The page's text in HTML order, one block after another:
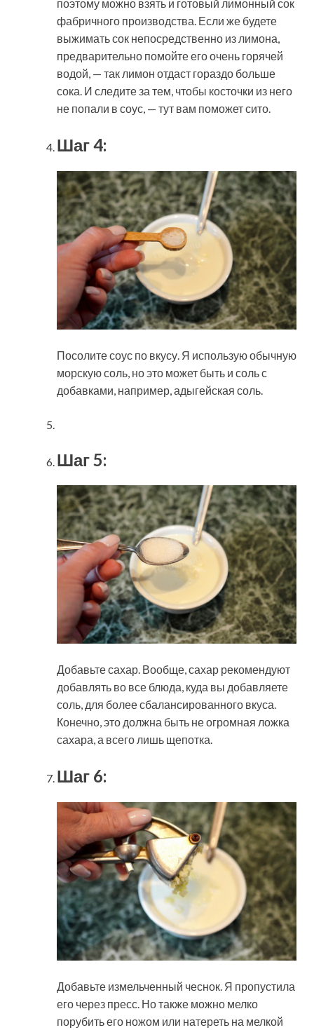
поэтому можно взять и готовый лимонный сок
фабричного производства. Если же будете
выжимать сок непосредственно из лимона,
предварительно помойте его очень горячей
водой, — так лимон отдаст гораздо больше
сока. И следите за тем, чтобы косточки из него
не попали в соус, — тут вам поможет сито.
Шаг 4:
Посолите соус по вкусу. Я использую обычную
морскую соль, но это может быть и соль с
добавками, например, адыгейская соль.
Шаг 5:
Добавьте сахар. Вообще, сахар рекомендуют
добавлять во все блюда, куда вы добавляете
соль, для более сбалансированного вкуса.
Конечно, это должна быть не огромная ложка
сахара, а всего лишь щепотка.
Шаг 6:
Добавьте измельченный чеснок. Я пропустила
его через пресс. Но также можно мелко
порубить его ножом или натереть на мелкой